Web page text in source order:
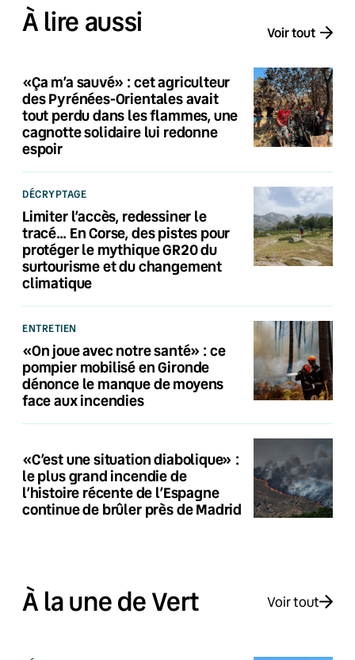
À lire aussi Voir tout
«Ça m’a sauvé» : cet agriculteur
des Pyrénées-Orientales avait
tout perdu dans les flammes, une
cagnotte solidaire lui redonne
espoir
DÉCRYPTAGE
Limiter l’accès, redessiner le
tracé… En Corse, des pistes pour
protéger le mythique GR20 du
surtourisme et du changement
climatique
ENTRETIEN
«On joue avec notre santé» : ce
pompier mobilisé en Gironde
dénonce le manque de moyens
face aux incendies
«C’est une situation diabolique» :
le plus grand incendie de
l’histoire récente de l’Espagne
continue de brûler près de Madrid
À la une de Vert Voir tout